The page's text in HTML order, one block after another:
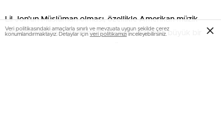
Lil Jon’un Müslüman olması, özellikle Amerikan müzik
endüstrisinde ve genç hayran kitlesi arasında büyük bir
Veri politikasındaki amaçlarla sınırlı ve mevzuata uygun şekilde çerez
konumlandırmaktayız. Detaylar için veri politikamızı inceleyebilirsiniz.